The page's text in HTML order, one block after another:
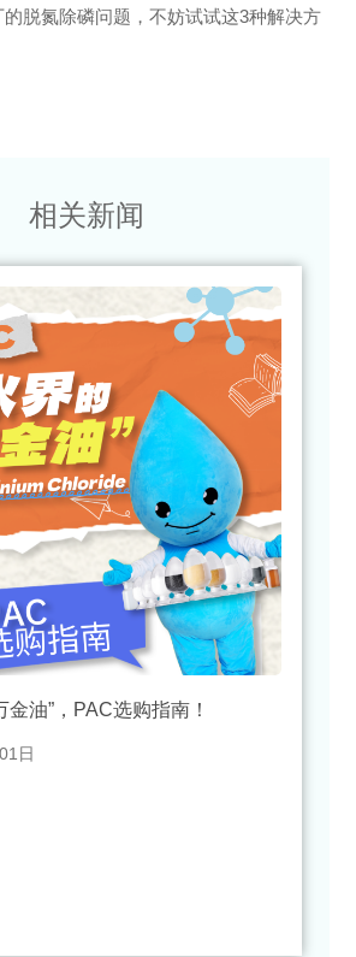
的脱氮除磷问题，不妨试试这3种解决方
相关新闻
金油”，PAC选购指南！
日